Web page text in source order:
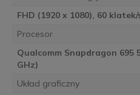
FHD (1920 x 1080), 60
Procesor
Qualcomm Snapdragon 695
GHz)
Układ graficzny